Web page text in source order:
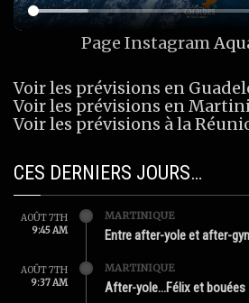
Page Instagram
Voir les prévisions en
Voir les prévisions en
Voir les prévisions à la
CES DERNIERS JOURS…
AOÛT 7TH
9:45 AM
MARTINIQUE
Entre after-yole et after-
AOÛT 7TH
9:37 AM
MARTINIQUE
After-yole…Félix et bouées